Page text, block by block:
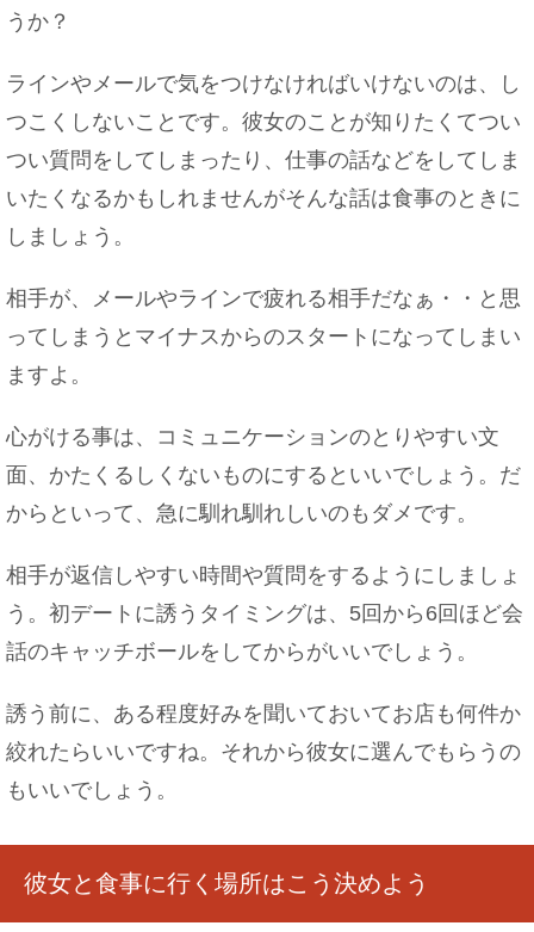
うか？
ラインやメールで気をつけなければいけないのは、し
つこくしないことです。彼女のことが知りたくてつい
つい質問をしてしまったり、仕事の話などをしてしま
いたくなるかもしれませんがそんな話は食事のときに
しましょう。
相手が、メールやラインで疲れる相手だなぁ・・と思
ってしまうとマイナスからのスタートになってしまい
ますよ。
心がける事は、コミュニケーションのとりやすい文
面、かたくるしくないものにするといいでしょう。だ
からといって、急に馴れ馴れしいのもダメです。
相手が返信しやすい時間や質問をするようにしましょ
う。初デートに誘うタイミングは、5回から6回ほど会
話のキャッチボールをしてからがいいでしょう。
誘う前に、ある程度好みを聞いておいてお店も何件か
絞れたらいいですね。それから彼女に選んでもらうの
もいいでしょう。
彼女と食事に行く場所はこう決めよう